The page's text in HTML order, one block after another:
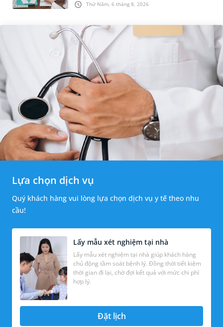
Thứ Năm, 6 tháng 8, 2026
hạch mới xuất hiện, kích th...
Lựa chọn dịch vụ
Quý khách hàng vui lòng lựa chọn dịch vụ y tế theo nhu
cầu!
Lấy mẫu xét nghiệm tại nhà
Lấy mẫu xét nghiệm tại nhà giúp khách hàng
chủ động tầm soát bệnh lý. Đồng thời tiết kiệm
thời gian đi lại, chờ đợi kết quả với mức chi phí
hợp lý.
Đặt lịch